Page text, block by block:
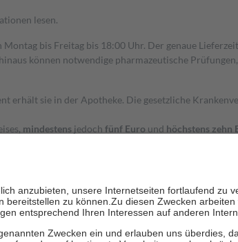
lesen.
bis Freitag bis 18:00 Uhr. Der genaue
können notwendige pharmazeutische
erhält sie in der Apotheke. Die gesetzliche
mindestens jedoch fünf Euro und höchstens zehn
Stellung der Familie zu unterstützen, fallen